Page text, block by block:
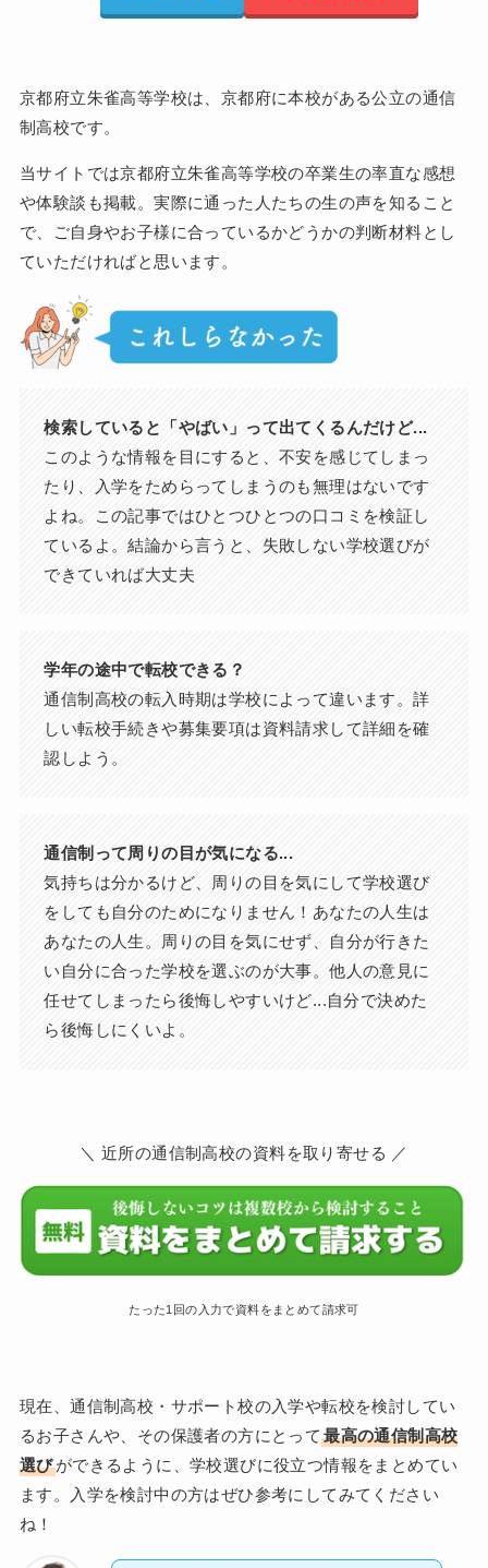
京都府立朱雀高等学校は、京都府に本校がある公立の通信
制高校です。
当サイトでは京都府立朱雀高等学校の卒業生の率直な感想
や体験談も掲載。実際に通った人たちの生の声を知ること
で、ご自身やお子様に合っているかどうかの判断材料とし
ていただければと思います。
検索していると「やばい」って出てくるんだけど...
このような情報を目にすると、不安を感じてしまっ
たり、入学をためらってしまうのも無理はないです
よね。この記事ではひとつひとつの口コミを検証し
ているよ。結論から言うと、失敗しない学校選びが
できていれば大丈夫
学年の途中で転校できる？
通信制高校の転入時期は学校によって違います。詳
しい転校手続きや募集要項は資料請求して詳細を確
認しよう。
通信制って周りの目が気になる...
気持ちは分かるけど、周りの目を気にして学校選び
をしても自分のためになりません！あなたの人生は
あなたの人生。周りの目を気にせず、自分が行きた
い自分に合った学校を選ぶのが大事。他人の意見に
任せてしまったら後悔しやすいけど...自分で決めた
ら後悔しにくいよ。
＼ 近所の通信制高校の資料を取り寄せる ／
たった1回の入力で資料をまとめて請求可
現在、通信制高校・サポート校の入学や転校を検討してい
るお子さんや、その保護者の方にとって最高の通信制高校
選びができるように、学校選びに役立つ情報をまとめてい
ます。入学を検討中の方はぜひ参考にしてみてください
ね！